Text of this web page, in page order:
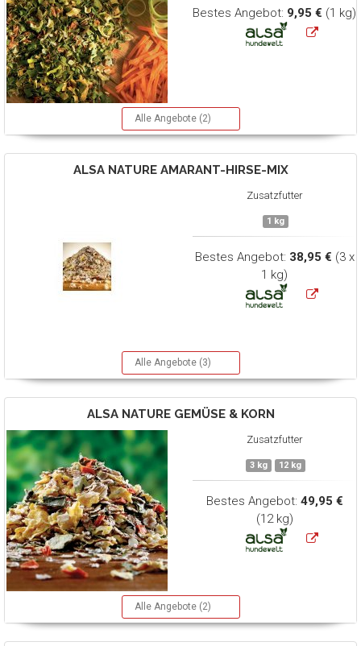
Bestes Angebot: 9,95 € (1 kg)
Alle Angebote (2)
ALSA NATUREAMARANT-HIRSE-MIX
Zusatzfutter
1 kg
Bestes Angebot: 38,95 € (3 x
1 kg)
Alle Angebote (3)
ALSA NATUREGEMÜSE & KORN
Zusatzfutter
3 kg 12 kg
Bestes Angebot: 49,95 €
(12 kg)
Alle Angebote (2)